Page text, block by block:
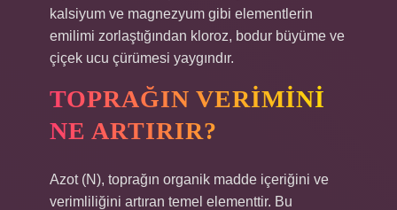
kalsiyum ve magnezyum gibi elementlerin
emilimi zorlaştığından kloroz, bodur büyüme ve
çiçek ucu çürümesi yaygındır.
TOPRAĞIN VERIMINI
NE ARTIRIR?
Azot (N), toprağın organik madde içeriğini ve
verimliliğini artıran temel elementtir. Bu